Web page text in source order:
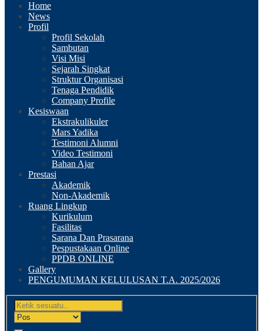
Home
News
Profil
Profil Sekolah
Sambutan
Visi Misi
Sejarah Singkat
Struktur Organisasi
Tenaga Pendidik
Company Profile
Kesiswaan
Ekstrakulikuler
Mars Yadika
Testimoni Alumni
Video Testimoni
Bahan Ajar
Prestasi
Akademik
Non-Akademik
Ruang Lingkup
Kurikulum
Fasilitas
Sarana Dan Prasarana
Pespustakaan Online
PPDB ONLINE
Gallery
PENGUMUMAN KELULUSAN T.A. 2025/2026